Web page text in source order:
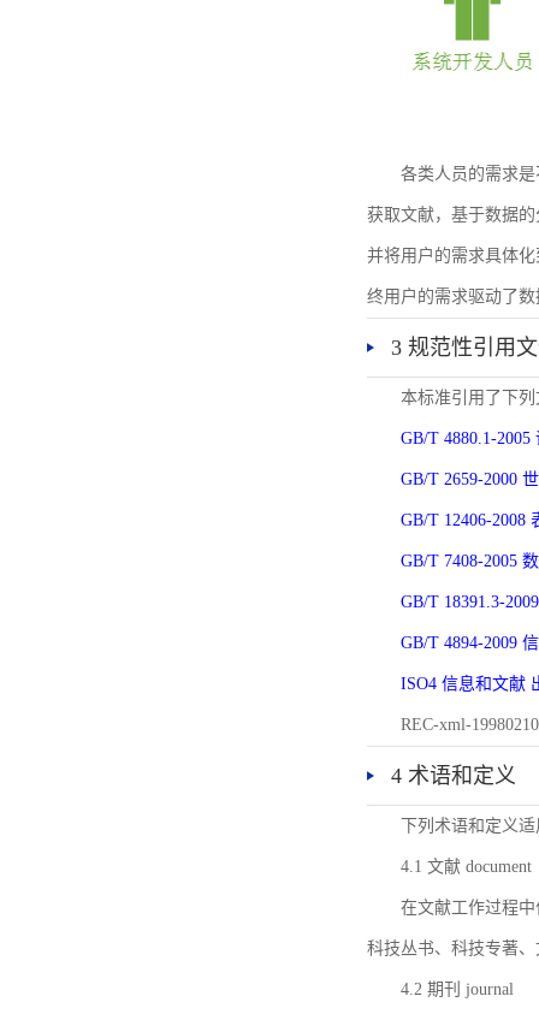
各类人员的需求
获取文献，基于数据
并将用户的需求具体
终用户的需求驱动了
3 规范性引用
本标准引用了下
GB/T 4880.1-
GB/T 2659-2000
GB/T 12406-2008
GB/T 7408-2005
GB/T 18391.3-
GB/T 4894-2009
ISO4 信息和文献
REC-xml-
4 术语和定义
下列术语和定义
4.1 文献 document
在文献工作过程
科技丛书、科技专著
4.2 期刊 journal